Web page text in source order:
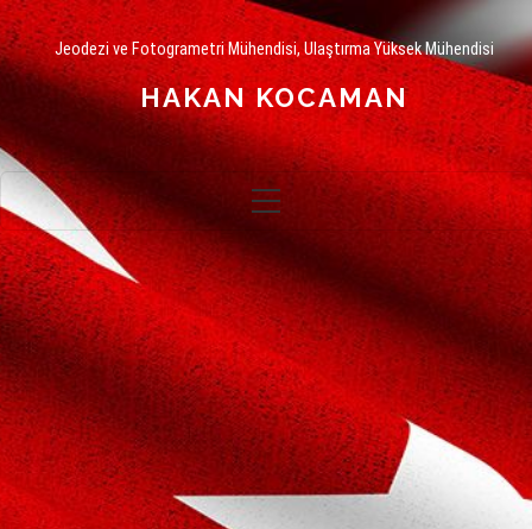
Jeodezi ve Fotogrametri Mühendisi, Ulaştırma Yüksek Mühendisi
HAKAN KOCAMAN